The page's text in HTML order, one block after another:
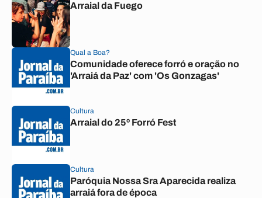
Arraial da Fuego
Qual a Boa?
Comunidade oferece forró e oração no
'Arraiá da Paz' com 'Os Gonzagas'
Cultura
Arraial do 25º Forró Fest
Cultura
Paróquia Nossa Sra Aparecida realiza
arraiá fora de época